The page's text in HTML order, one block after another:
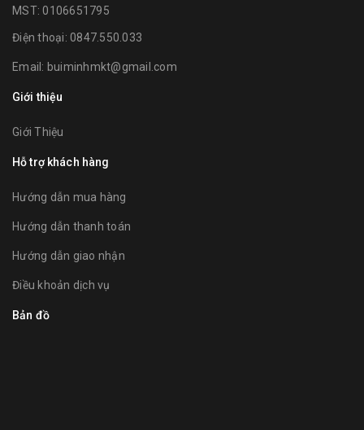
MST: 0106651795
Điện thoại: 0847.550.033
Email: buiminhmkt@gmail.com
Giới thiệu
Giới Thiệu
Hỗ trợ khách hàng
Hướng dẫn mua hàng
Hướng dẫn thanh toán
Hướng dẫn giao nhận
Điều khoản dịch vụ
Bản đồ